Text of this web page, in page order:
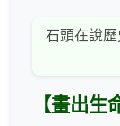
石頭在說歷
【畫出生